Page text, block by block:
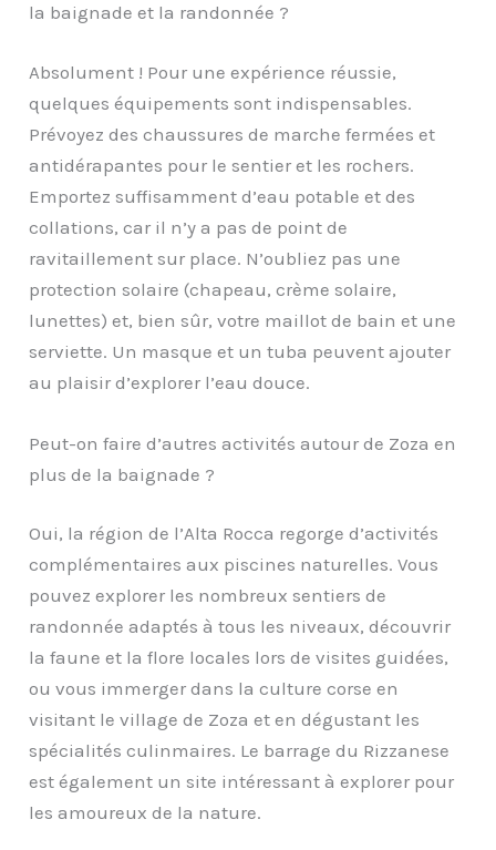
la baignade et la randonnée ?
Absolument ! Pour une expérience réussie,
quelques équipements sont indispensables.
Prévoyez des chaussures de marche fermées et
antidérapantes pour le sentier et les rochers.
Emportez suffisamment d’eau potable et des
collations, car il n’y a pas de point de
ravitaillement sur place. N’oubliez pas une
protection solaire (chapeau, crème solaire,
lunettes) et, bien sûr, votre maillot de bain et une
serviette. Un masque et un tuba peuvent ajouter
au plaisir d’explorer l’eau douce.
Peut-on faire d’autres activités autour de Zoza en
plus de la baignade ?
Oui, la région de l’Alta Rocca regorge d’activités
complémentaires aux piscines naturelles. Vous
pouvez explorer les nombreux sentiers de
randonnée adaptés à tous les niveaux, découvrir
la faune et la flore locales lors de visites guidées,
ou vous immerger dans la culture corse en
visitant le village de Zoza et en dégustant les
spécialités culinmaires. Le barrage du Rizzanese
est également un site intéressant à explorer pour
les amoureux de la nature.